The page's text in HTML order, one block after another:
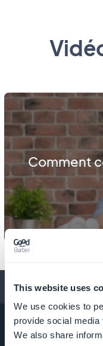
This website uses
We use cookies to
provide social
We also share
Comment